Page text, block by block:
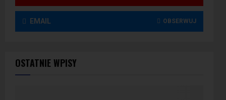
EMAIL OBSERWUJ
OSTATNIE WPISY